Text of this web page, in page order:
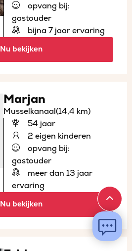
opvang bij:
gastouder
bijna 7 jaar ervaring
Nu bekijken
Marjan
Musselkanaal(14,4 km)
54 jaar
2 eigen kinderen
opvang bij:
gastouder
meer dan 13 jaar
ervaring
Nu bekijken